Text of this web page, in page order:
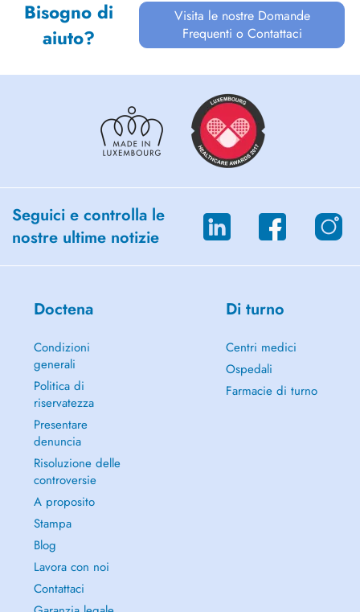
Bisogno di
aiuto?
Visita le nostre Domande
Frequenti o Contattaci
Seguici e controlla le
nostre ultime notizie
Doctena
Condizioni
generali
Politica di
riservatezza
Presentare
denuncia
Risoluzione delle
controversie
A proposito
Stampa
Blog
Lavora con noi
Contattaci
Di turno
Centri medici
Ospedali
Farmacie di turno